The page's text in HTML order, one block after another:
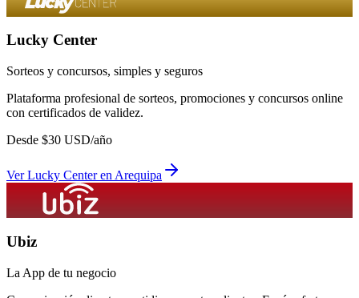
Lucky Center
Sorteos y concursos, simples y seguros
Plataforma profesional de sorteos, promociones y concursos online
con certificados de validez.
Desde $30 USD/año
VerLucky Centeren Arequipa
Ubiz
La App de tu negocio